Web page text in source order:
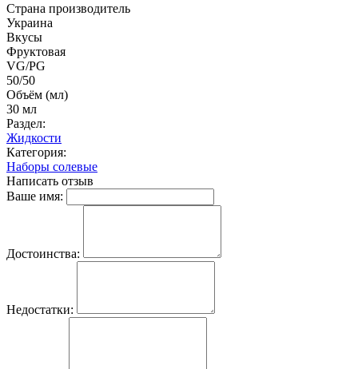
Страна производитель
Украина
Вкусы
Фруктовая
VG/PG
50/50
Объём (мл)
30 мл
Раздел:
Жидкости
Категория:
Наборы солевые
Написать отзыв
Ваше имя:
Достоинства:
Недостатки: